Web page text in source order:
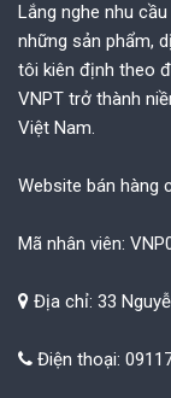
Lắng nghe nhu
những sản phẩm,
tôi kiên định theo
VNPT trở thành
Việt Nam.
Website bán hàng
Mã nhân viên:
Địa chỉ: 33
Điện thoại: